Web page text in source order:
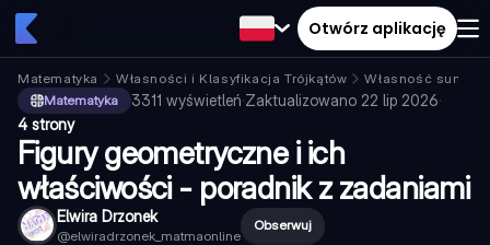
Otwórz aplikację
Matematyka Własności i Klasyfikacja Trójkątów
Własność sumy
Matematyka
3311 wyświetleń·Zaktualizowano 22 lip 2026·
4 strony
Figury geometryczne i ich
właściwości - poradnik z zadaniami
Elwira Drzonek
@elwiradrzonek_matmaonline
Obserwuj